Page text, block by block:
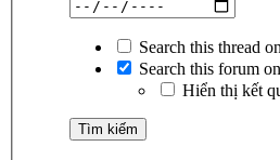
Search this thread
Search this forum
Hiển thị kết